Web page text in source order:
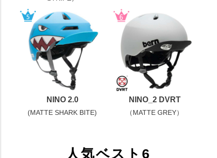
NINO 2.0
(MATTE SHARK BITE)
NINO_2 DVRT
（MATTE GREY）
人気ベスト6